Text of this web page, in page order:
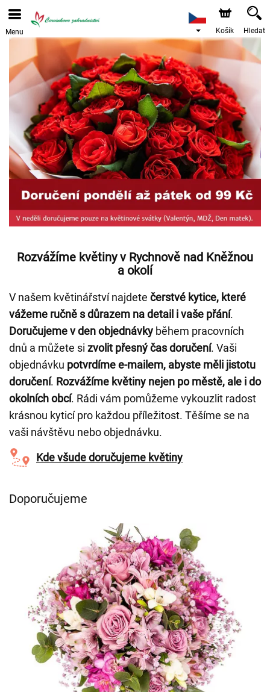
Objednávky přes e-shop přijímáme. Nejbližší možné
doručení je od 12.8.2026 z důvodu dovolené.
Menu Košík Hledat
Rozvážíme květiny v Rychnově nad Kněžnou
a okolí
V našem květinářství najdete čerstvé kytice, které
vážeme ručně s důrazem na detail i vaše přání.
Doručujeme v den objednávky během pracovních
dnů a můžete si zvolit přesný čas doručení. Vaši
objednávku potvrdíme e-mailem, abyste měli jistotu
doručení. Rozvážíme květiny nejen po městě, ale i do
okolních obcí. Rádi vám pomůžeme vykouzlit radost
krásnou kyticí pro každou příležitost. Těšíme se na
vaši návštěvu nebo objednávku.
Kde všude doručujeme květiny
Doporučujeme